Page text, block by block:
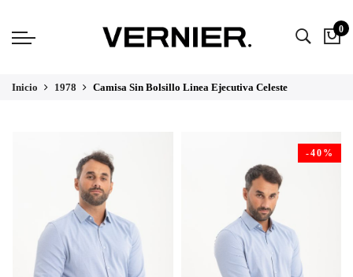
0
Inicio 1978 Camisa Sin Bolsillo Linea Ejecutiva Celeste
-40%